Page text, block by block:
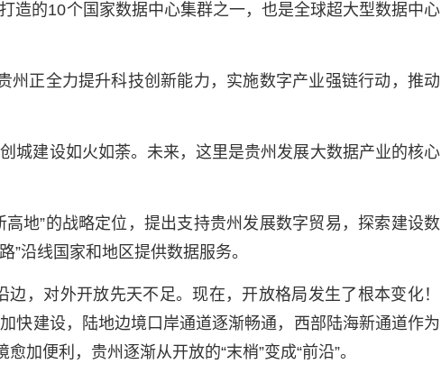
造的10个国家数据中心集群之一，也是全球超大型数据中心
州正全力提升科技创新能力，实施数字产业强链行动，推动
城建设如火如荼。未来，这里是贵州发展大数据产业的核心
地”的战略定位，提出支持贵州发展数字贸易，探索建设数
”沿线国家和地区提供数据服务。
，对外开放先天不足。现在，开放格局发生了根本变化！
快建设，陆地边境口岸通道逐渐畅通，西部陆海新通道作为
加便利，贵州逐渐从开放的“末梢”变成“前沿”。